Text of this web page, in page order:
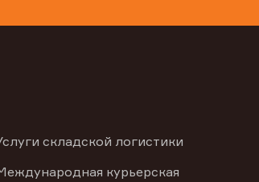
складской логистики
курьерская